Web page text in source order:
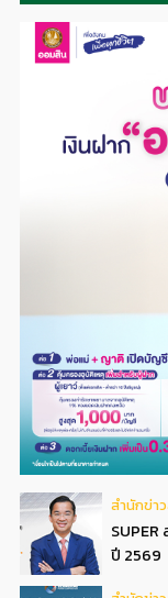
สํานักข่า
ปี 2569